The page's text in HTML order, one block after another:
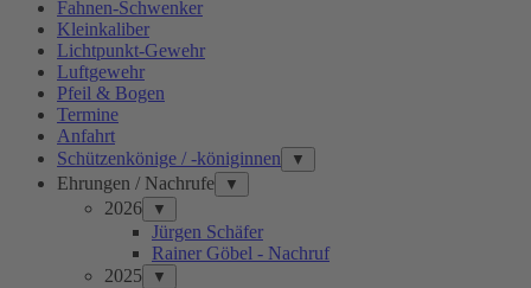
Fahnen-Schwenker
Kleinkaliber
Lichtpunkt-Gewehr
Luftgewehr
Pfeil & Bogen
Termine
Anfahrt
Schützenkönige / -königinnen
▼
Ehrungen / Nachrufe ▼
2026 ▼
Jürgen Schäfer
Rainer Göbel - Nachruf
2025
▼